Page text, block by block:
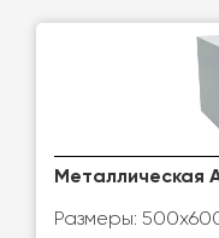
Металлическая
Размеры: